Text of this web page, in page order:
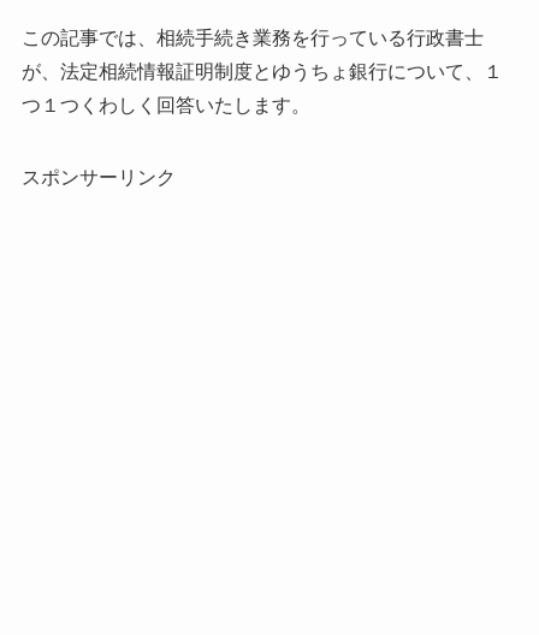
この記事では、相続手続き業務を行っている行政書士
が、 法定相続情報証明制度とゆうちょ銀行について、
１
つ１つくわしく回答いたします。
スポンサーリンク